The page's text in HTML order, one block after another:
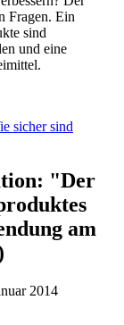
Fragen. Ein
sind
und eine
sicher sind
"Der
am
2014